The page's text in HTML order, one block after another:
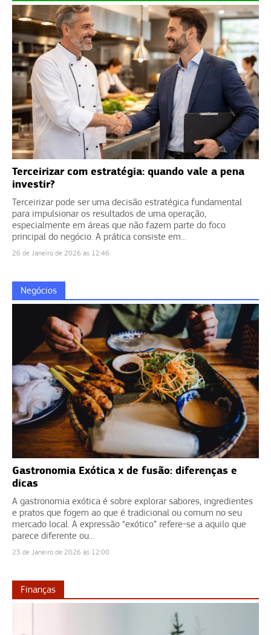
Terceirizar com estratégia: quando vale a pena
investir?
Terceirizar pode ser uma decisão estratégica fundamental
para impulsionar os resultados de uma operação,
especialmente em áreas que não fazem parte do foco
principal do negócio. A prática consiste em...
26 de Janeiro de 2026 às 12:46
Negócios
Gastronomia Exótica x de fusão: diferenças e
dicas
A gastronomia exótica é sobre explorar sabores, ingredientes
e pratos que fogem ao que é tradicional ou comum no seu
mercado local. A expressão “exótico” refere-se a aquilo que
parece diferente ou...
23 de Janeiro de 2026 às 12:00
Finanças